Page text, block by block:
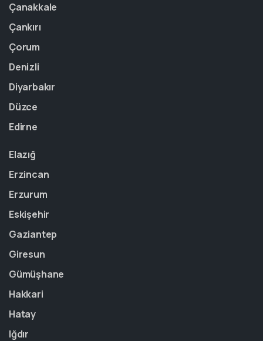
Çanakkale
Çankırı
Çorum
Denizli
Diyarbakır
Düzce
Edirne
Elazığ
Erzincan
Erzurum
Eskişehir
Gaziantep
Giresun
Gümüşhane
Hakkari
Hatay
Iğdır